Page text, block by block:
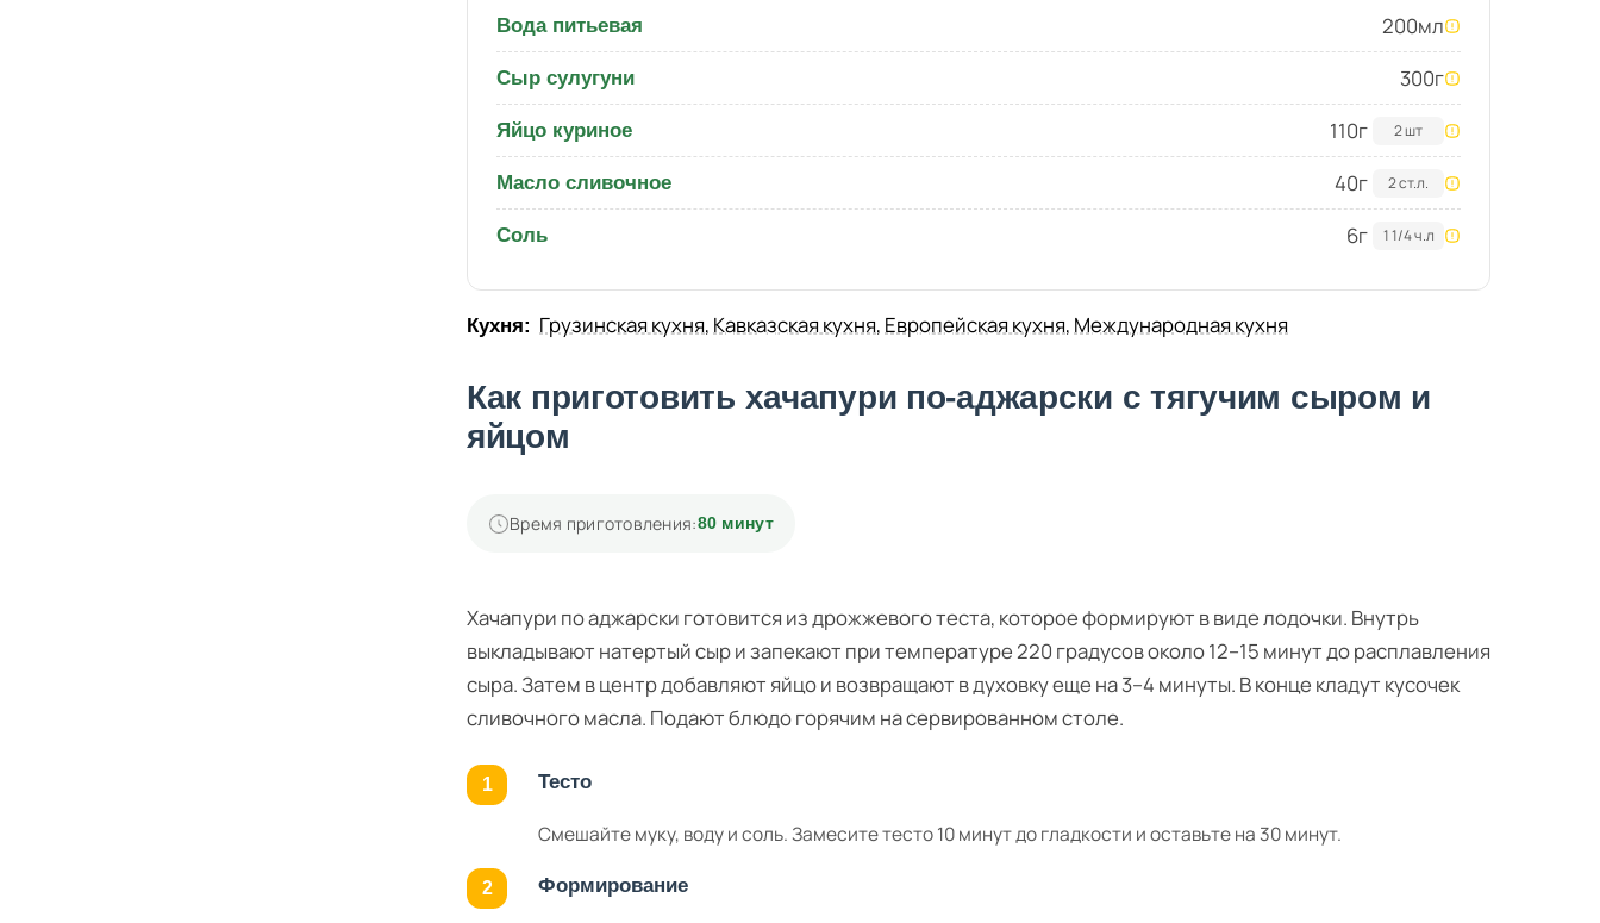
Вода питьевая 200мл
Сыр сулугуни 300г
Яйцо куриное 110г 2 шт
Масло сливочное 40г 2 ст.л.
Соль 6г 1 1/4 ч.л
Кухня: Грузинская кухня, Кавказская кухня, Европейская кухня, Международная кухня
Как приготовить хачапури по-аджарски с тягучим сыром и
яйцом
Время приготовления:80 минут
Хачапури по аджарски готовится из дрожжевого теста, которое формируют в виде лодочки. Внутрь
выкладывают натертый сыр и запекают при температуре 220 градусов около 12–15 минут до расплавления
сыра. Затем в центр добавляют яйцо и возвращают в духовку еще на 3–4 минуты. В конце кладут кусочек
сливочного масла. Подают блюдо горячим на сервированном столе.
Тесто
Смешайте муку, воду и соль. Замесите тесто 10 минут до гладкости и оставьте на 30 минут.
Формирование